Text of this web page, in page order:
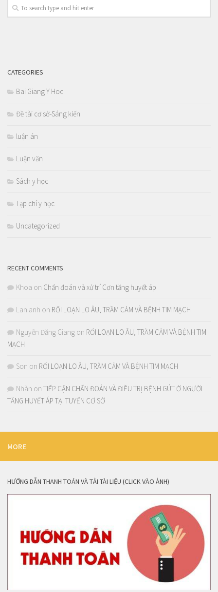
CATEGORIES
Bai Giang Y Hoc
Đề tài cơ sở-Sáng kiến
luận án
Luận văn
Sách y học
Tạp chí y học
Uncategorized
RECENT COMMENTS
Khoa on Chẩn đoán và xử trí Cơn tăng huyết áp
Lan anh on RỐI LOẠN LO ÂU, TRẦM CẢM VÀ BỆNH TIM MẠCH
Nguyễn Đăng Giang on RỐI LOẠN LO ÂU, TRẦM CẢM VÀ BỆNH TIM
MẠCH
Son on RỐI LOẠN LO ÂU, TRẦM CẢM VÀ BỆNH TIM MẠCH
Nhàn on TIẾP CẬN CHẨN ĐOÁN VÀ ĐIỀU TRỊ BỆNH GÚT Ở NGƯỜI
TĂNG HUYẾT ÁP TẠI TUYẾN CƠ SỞ
MORE
HƯỚNG DẪN THANH TOÁN VÀ TẢI TÀI LIỆU (CLICK VÀO ẢNH)